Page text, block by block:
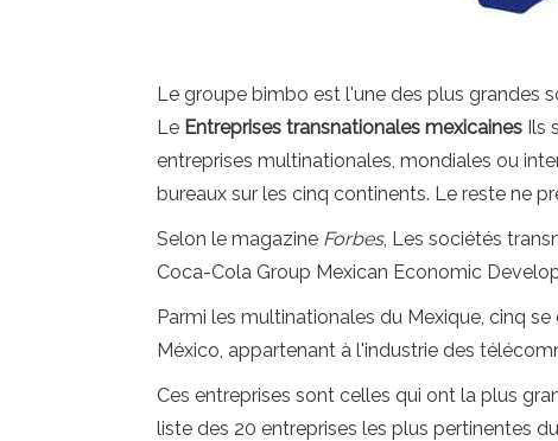
Le groupe bimbo est l'une des plus grandes
Le Entreprises transnationales mexicaines Ils
entreprises multinationales, mondiales ou
bureaux sur les cinq continents. Le reste ne
Selon le magazine Forbes, Les sociétés
Coca-Cola Group Mexican Economic
Parmi les multinationales du Mexique, cinq
México, appartenant à l'industrie des
Ces entreprises sont celles qui ont la plus
liste des 20 entreprises les plus pertinentes